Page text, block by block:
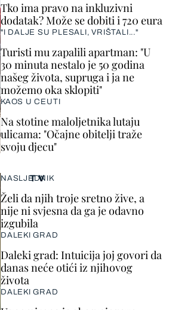
Tko ima pravo na inkluzivni
dodatak? Može se dobiti i 720 eura
"I DALJE SU PLESALI, VRIŠTALI..."
Turisti mu zapalili apartman: "U
30 minuta nestalo je 50 godina
našeg života, supruga i ja ne
možemo oka sklopiti"
KAOS U CEUTI
Na stotine maloljetnika lutaju
ulicama: "Očajne obitelji traže
svoju djecu"
TV
NASLJEDNIK
Želi da njih troje sretno žive, a
nije ni svjesna da ga je odavno
izgubila
DALEKI GRAD
Daleki grad: Intuicija joj govori da
danas neće otići iz njihovog
života
DALEKI GRAD